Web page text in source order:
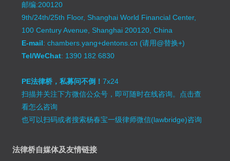
邮编:200120
9th/24th/25th Floor, Shanghai World Financial Center,
100 Century Avenue, Shanghai 200120, China
E-mail: chambers.yang+dentons.cn (请用@替换+)
Tel/WeChat: 1390 182 6830
PE法律桥，私募问不倒！7x24
扫描并关注下方微信公众号，即可随时在线咨询。 点击查
看怎么咨询
也可以扫码或者搜索杨春宝一级律师微信(lawbridge)咨询
法律桥自媒体及友情链接